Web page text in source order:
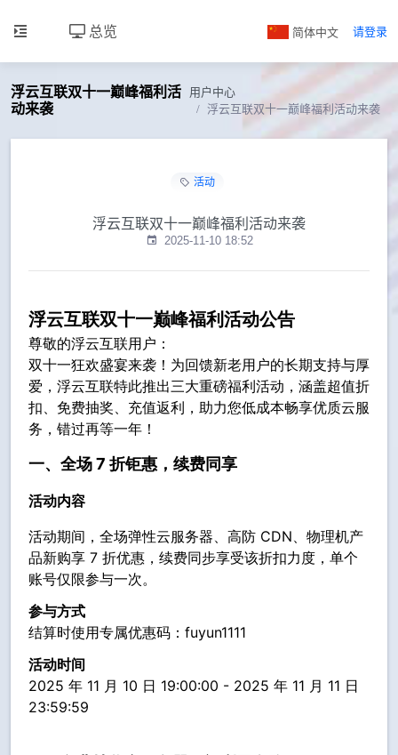
总览 简体中文 请登录
浮云互联双十一巅峰福利活
动来袭
用户中心
浮云互联双十一巅峰福利活动来袭
活动
浮云互联双十一巅峰福利活动来袭
2025-11-10 18:52